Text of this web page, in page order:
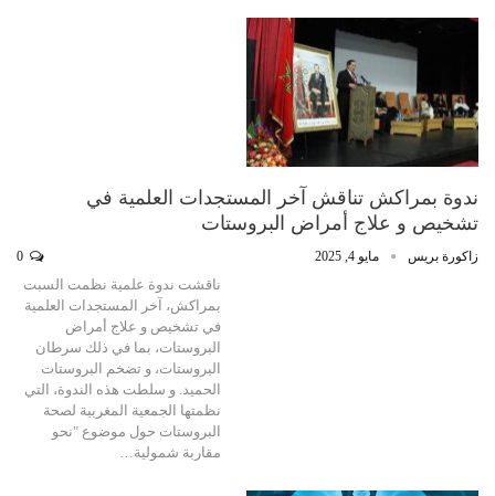
ندوة بمراكش تناقش آخر المستجدات العلمية في
تشخيص و علاج أمراض البروستات
زاكورة بريس مايو 4, 2025
ناقشت ندوة علمية نظمت السبت
بمراكش، آخر المستجدات العلمية
في تشخيص و علاج أمراض
البروستات، بما في ذلك سرطان
البروستات، و تضخم البروستات
الحميد. و سلطت هذه الندوة، التي
نظمتها الجمعية المغربية لصحة
البروستات حول موضوع "نحو
مقاربة شمولية…